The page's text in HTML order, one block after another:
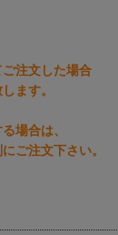
注文した場合
ます。
場合は、
ご注文下さい。